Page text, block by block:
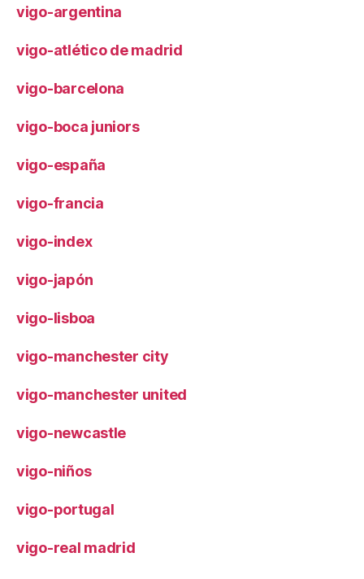
vigo-argentina
vigo-atlético de madrid
vigo-barcelona
vigo-boca juniors
vigo-españa
vigo-francia
vigo-index
vigo-japón
vigo-lisboa
vigo-manchester city
vigo-manchester united
vigo-newcastle
vigo-niños
vigo-portugal
vigo-real madrid